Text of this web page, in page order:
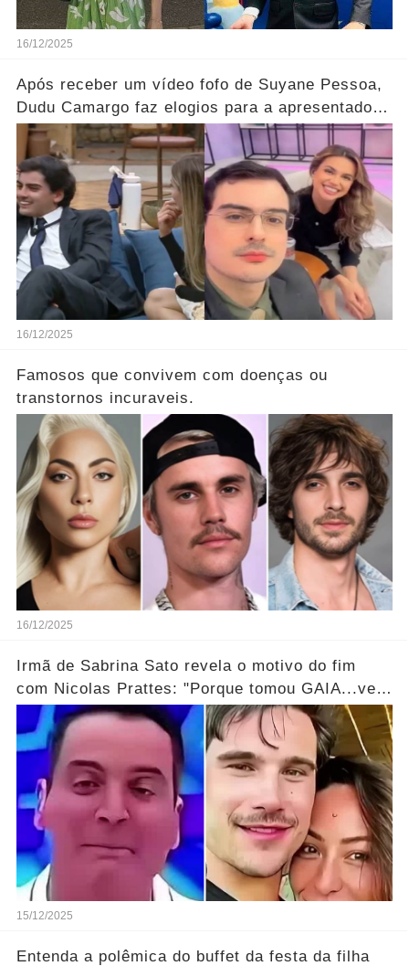
16/12/2025
Após receber um vídeo fofo de Suyane Pessoa,
Dudu Camargo faz elogios para a apresentadora
em 'A Fazenda 17'
16/12/2025
Famosos que convivem com doenças ou
transtornos incuraveis.
16/12/2025
Irmã de Sabrina Sato revela o motivo do fim
com Nicolas Prattes: "Porque tomou GAIA...ver
mais!
15/12/2025
Entenda a polêmica do buffet da festa da filha